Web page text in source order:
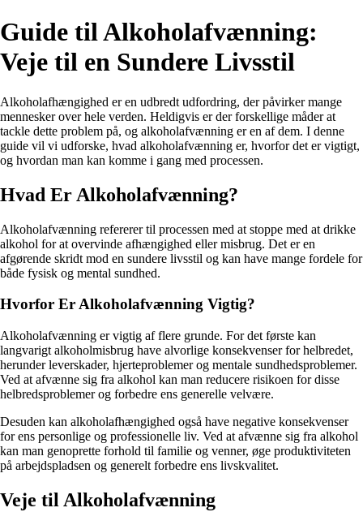
Guide til Alkoholafvænning:
Veje til en Sundere Livsstil
Alkoholafhængighed er en udbredt udfordring, der påvirker mange
mennesker over hele verden. Heldigvis er der forskellige måder at
tackle dette problem på, og alkoholafvænning er en af dem. I denne
guide vil vi udforske, hvad alkoholafvænning er, hvorfor det er vigtigt,
og hvordan man kan komme i gang med processen.
Hvad Er Alkoholafvænning?
Alkoholafvænning refererer til processen med at stoppe med at drikke
alkohol for at overvinde afhængighed eller misbrug. Det er en
afgørende skridt mod en sundere livsstil og kan have mange fordele for
både fysisk og mental sundhed.
Hvorfor Er Alkoholafvænning Vigtig?
Alkoholafvænning er vigtig af flere grunde. For det første kan
langvarigt alkoholmisbrug have alvorlige konsekvenser for helbredet,
herunder leverskader, hjerteproblemer og mentale sundhedsproblemer.
Ved at afvænne sig fra alkohol kan man reducere risikoen for disse
helbredsproblemer og forbedre ens generelle velvære.
Desuden kan alkoholafhængighed også have negative konsekvenser
for ens personlige og professionelle liv. Ved at afvænne sig fra alkohol
kan man genoprette forhold til familie og venner, øge produktiviteten
på arbejdspladsen og generelt forbedre ens livskvalitet.
Veje til Alkoholafvænning